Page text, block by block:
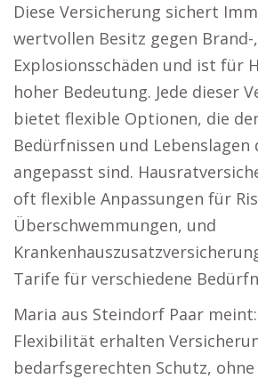
Diese Versicherung sichert
wertvollen Besitz gegen
Explosionsschäden und ist für
hoher Bedeutung. Jede dieser
bietet flexible Optionen, die
Bedürfnissen und Lebenslagen
angepasst sind.
oft flexible Anpassungen für
Überschwemmungen, und
Tarife für verschiedene
Maria aus Steindorf Paar
Flexibilität erhalten
bedarfsgerechten Schutz,